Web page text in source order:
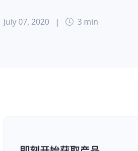
July 07, 2020 | 3 min